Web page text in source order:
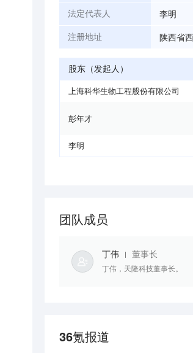
法定代表人 李明
注册地址 陕西省
股东（发起人）
上海科华生物工程股份有限公司
彭年才
李明
团队成员
丁伟 董事长
丁伟，天隆科技董事长。
36氪报道